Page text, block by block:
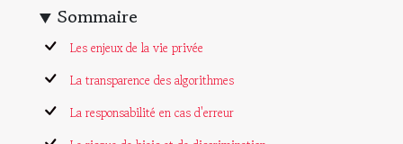
Sommaire
Les enjeux de la vie privée
La transparence des algorithmes
La responsabilité en cas d'erreur